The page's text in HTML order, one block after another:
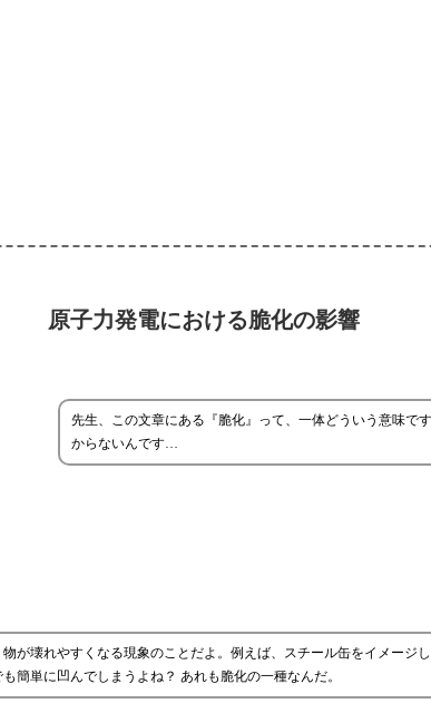
原子力発電における脆化の影響
先生、この文章にある『脆化』って、一体どういう意味で
からないんです…
が壊れやすくなる現象のことだよ。例えば、スチール缶をイメージ
簡単に凹んでしまうよね？ あれも脆化の一種なんだ。